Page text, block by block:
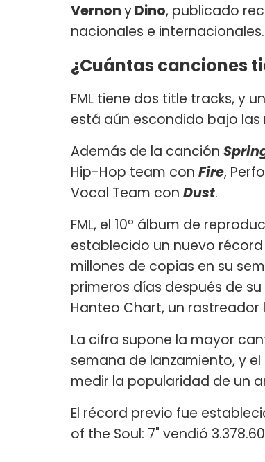
VernonyDino, publicado
nacionales e internacionales.
¿Cuántas canciones
FML tiene dos title tracks, y
está aún escondido bajo
Además de la canción
Hip-Hop team con Fire,
Vocal Team con Dust.
FML, el 10º álbum de
establecido un nuevo
millones de copias en su
primeros días después de
Hanteo Chart, un
La cifra supone la mayor
semana de lanzamiento, y
medir la popularidad de un
El récord previo fue
of the Soul: 7" vendió